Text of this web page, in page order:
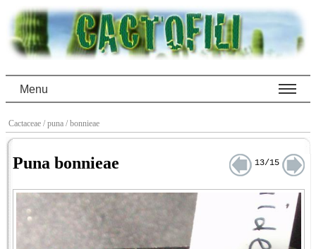
Menu
Cactaceae / puna / bonnieae
Puna bonnieae 13/15